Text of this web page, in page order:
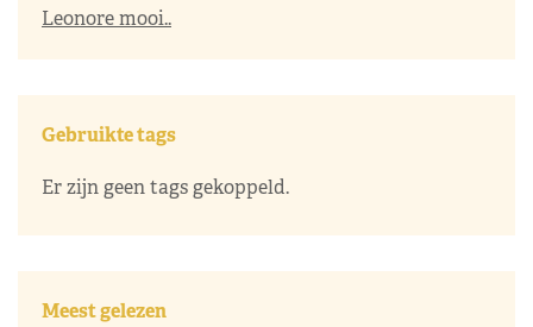
Leonore mooi..
Gebruikte tags
Er zijn geen tags gekoppeld.
Meest gelezen